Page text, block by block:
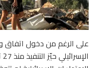
على الرغم من دخول اتفاق